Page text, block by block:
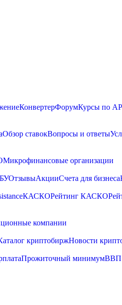
КонвертерФорумКурсы по
Обзор ставокВопросы и ответы
Микрофинансовые организации
ОтзывыАкцииСчета для бизнеса
КАСКОРейтинг КАСКО
компании
криптобиржНовости
Прожиточный минимумВВП